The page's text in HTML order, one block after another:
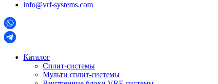
info@vrf-systems.com
Каталог
Сплит-системы
Мульти сплит-системы